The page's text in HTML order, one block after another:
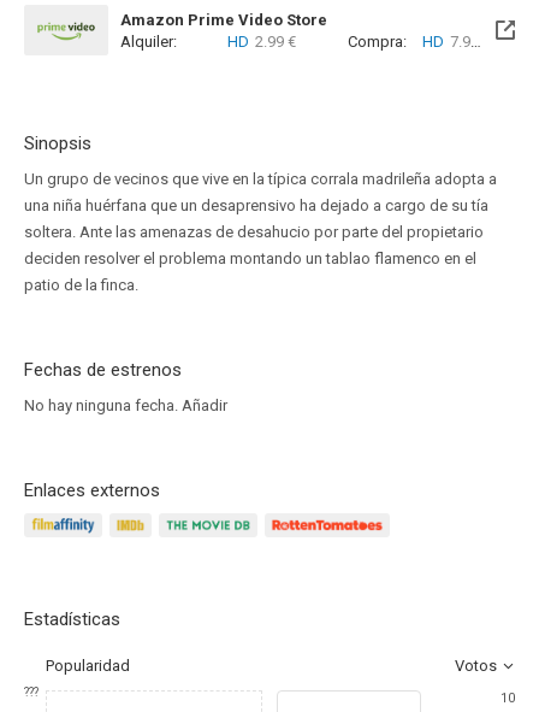
Amazon Prime Video Store
Alquiler:
HD 2.99 € Compra: HD 7.99 €
Sinopsis
Un grupo de vecinos que vive en la típica corrala madrileña adopta a
una niña huérfana que un desaprensivo ha dejado a cargo de su tía
soltera. Ante las amenazas de desahucio por parte del propietario
deciden resolver el problema montando un tablao flamenco en el
patio de la finca.
Fechas de estrenos
No hay ninguna fecha. Añadir
Enlaces externos
Estadísticas
Popularidad Votos
???
10